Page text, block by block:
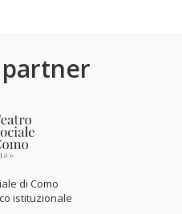
di Como
istituzionale